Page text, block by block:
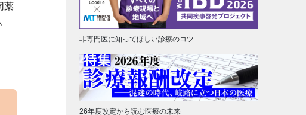
薬
非専門医に知ってほしい診療のコツ
26年度改定から読む医療の未来